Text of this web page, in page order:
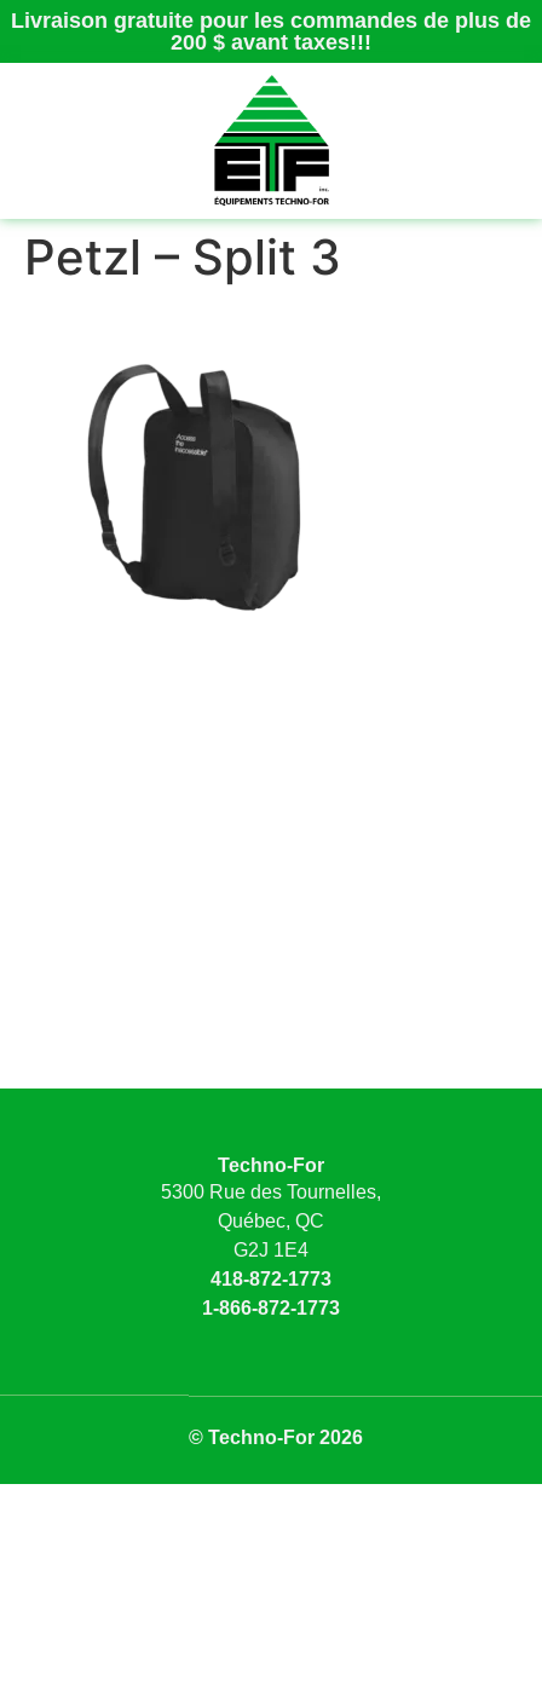
Livraison gratuite pour les commandes de plus de
200 $ avant taxes!!!
Petzl – Split 3
Techno-For
5300 Rue des Tournelles,
Québec, QC
G2J 1E4
418-872-1773
1-866-872-1773
© Techno-For 2026